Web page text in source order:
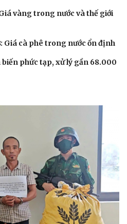
vàng trong nước và thế giới
Giá cà phê trong nước ổn định
phức tạp, xử lý gần 68.000